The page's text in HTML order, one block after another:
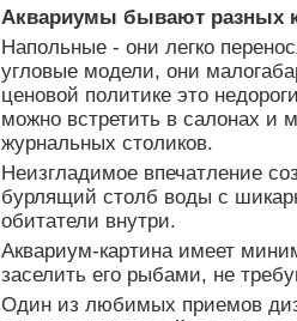
Аквариумы бывают разных
Напольные - они легко
угловые модели, они
ценовой политике это
можно встретить в салонах и
журнальных столиков.
Неизгладимое впечатление
бурлящий столб воды с
обитатели внутри.
Аквариум-картина имеет
заселить его рыбами, не
Один из любимых приемов